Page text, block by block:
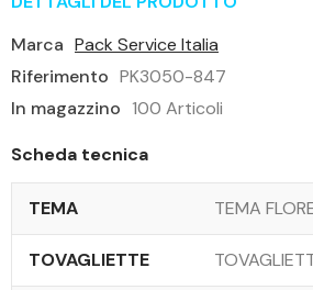
Marca Pack Service Italia
Riferimento PK3050-847
In magazzino 100 Articoli
Scheda tecnica
TEMA TEMA
TOVAGLIETTE